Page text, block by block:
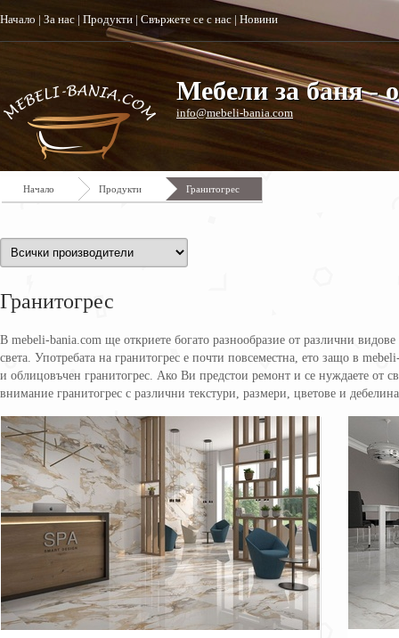
Начало | За нас | Продукти | Свържете се с нас | Новини
Мебели за баня -
info@mebeli-bania.com
Начало Продукти Гранитогрес
Гранитогрес
В mebeli-bania.com ще откриете богато разнообразие от различни
света. Употребата на гранитогрес е почти повсеместна, ето защо в
и облицовъчен гранитогрес. Ако Ви предстои ремонт и се нуждаете от
внимание гранитогрес с различни текстури, размери, цветове и